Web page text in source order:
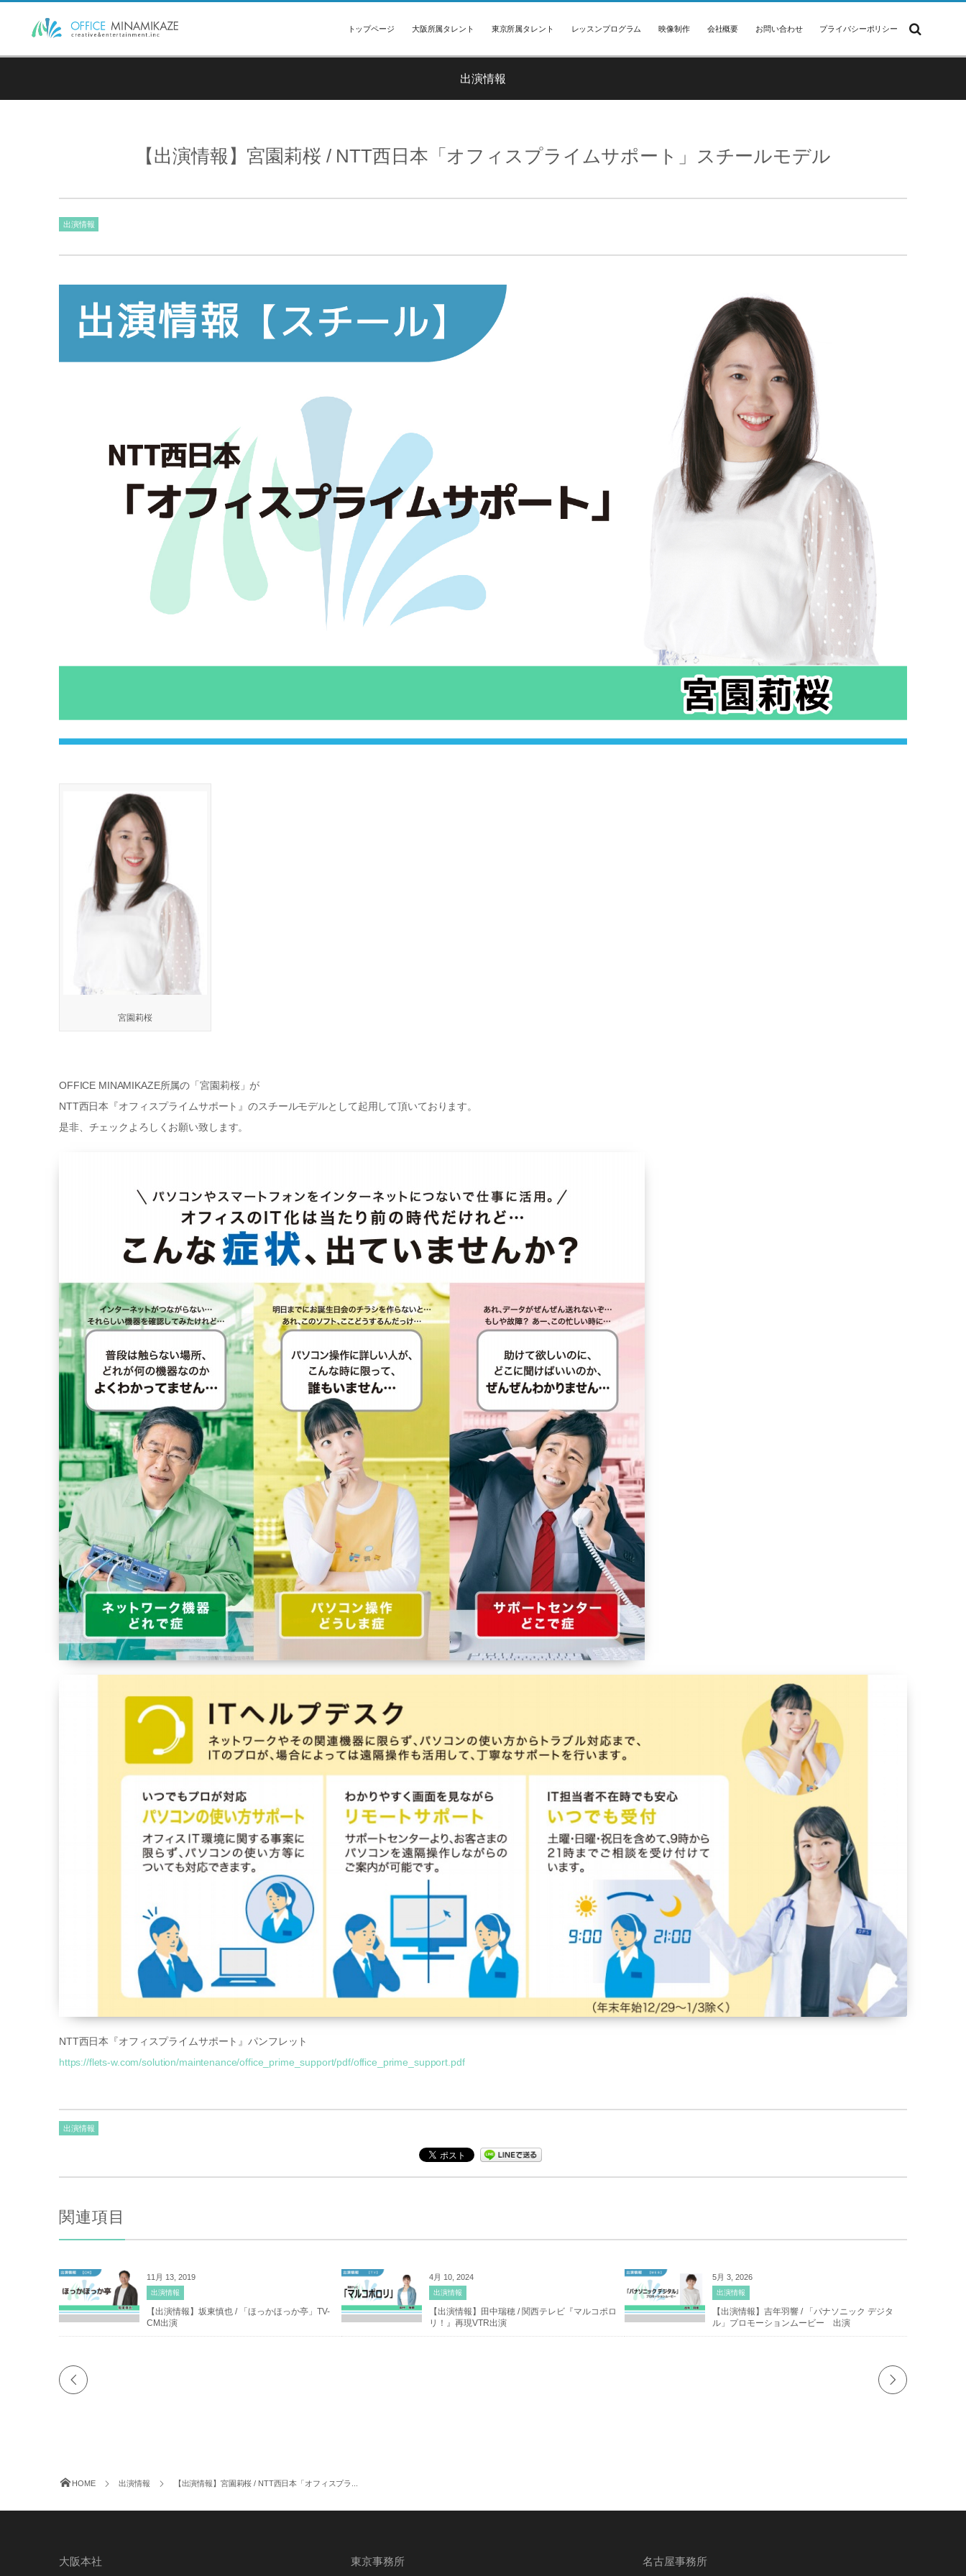
トップページ 大阪所属タレント 東京所属タレント レッスンプログラム 映像制作 会社概要 お問い合わせ プライバシーポリシー
出演情報
【出演情報】宮園莉桜 / NTT西日本「オフィスプライムサポート」スチールモデル
出演情報
宮園莉桜
OFFICE MINAMIKAZE所属の「宮園莉桜」が
NTT西日本『オフィスプライムサポート』のスチールモデルとして起用して頂いております。
是非、チェックよろしくお願い致します。
NTT西日本『オフィスプライムサポート』パンフレット
https://flets-w.com/solution/maintenance/office_prime_support/pdf/office_prime_support.pdf
出演情報
関連項目
11月 13, 2019
出演情報
【出演情報】坂東慎也 / 「ほっかほっか亭」TV-
CM出演
4月 10, 2024
出演情報
【出演情報】田中瑞穂 / 関西テレビ『マルコポロ
リ！』再現VTR出演
5月 3, 2026
出演情報
【出演情報】吉年羽響 / 「パナソニック デジタ
ル」プロモーションムービー 出演
HOME 出演情報 【出演情報】宮園莉桜 / NTT西日本「オフィスプラ...
大阪本社 東京事務所 名古屋事務所